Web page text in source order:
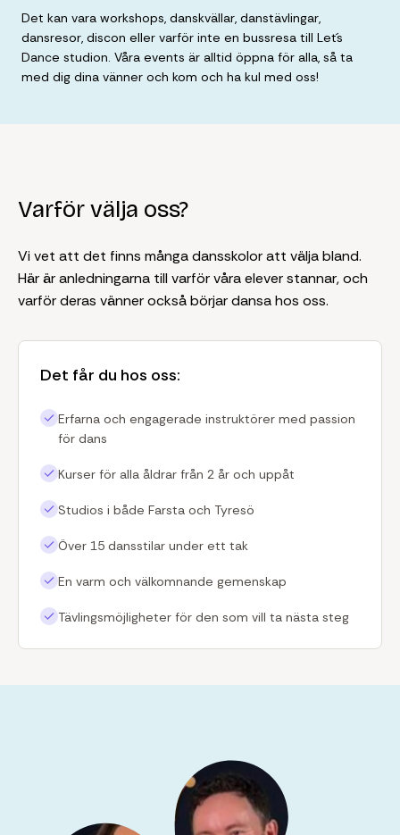
Det kan vara workshops, danskvällar, danstävlingar,
dansresor, discon eller varför inte en bussresa till Let´s
Dance studion. Våra events är alltid öppna för alla, så ta
med dig dina vänner och kom och ha kul med oss!
Varför välja oss?
Vi vet att det finns många dansskolor att välja bland.
Här är anledningarna till varför våra elever stannar, och
varför deras vänner också börjar dansa hos oss.
Det får du hos oss:
Erfarna och engagerade instruktörer med passion
för dans
Kurser för alla åldrar från 2 år och uppåt
Studios i både Farsta och Tyresö
Över 15 dansstilar under ett tak
En varm och välkomnande gemenskap
Tävlingsmöjligheter för den som vill ta nästa steg